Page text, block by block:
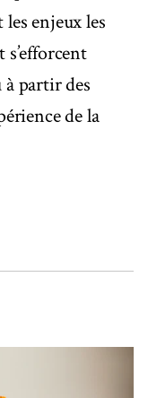
les enjeux les
à partir des
de la